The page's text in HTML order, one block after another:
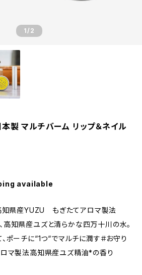
1/2
本製 マルチバーム リップ＆ネイル
available
県産YUZU もぎたてアロマ製法
高知県産ユズと清らかな四万十川の水。
ポーチに“1つ“でマルチに潤す＃お守り
ロマ製法高知県産ユズ精油*の香り